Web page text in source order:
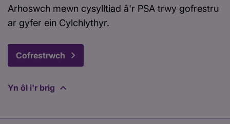
Arhoswch mewn cysylltiad â'r PSA trwy gofrestru
ar gyfer ein Cylchlythyr.
Cofrestrwch
Yn ôl i'r brig